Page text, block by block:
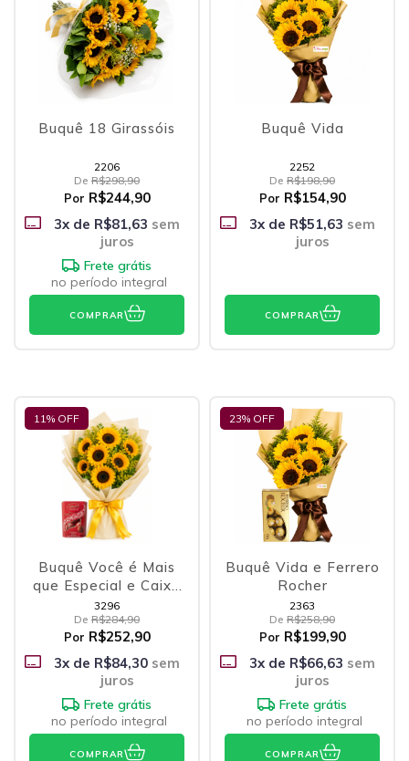
Buquê 18 Girassóis
2206
De R$298,90
Por R$244,90
3x de R$81,63 sem
juros
Frete grátis
no período integral
COMPRAR
Buquê Vida
2252
De R$198,90
Por R$154,90
3x de R$51,63 sem
juros
COMPRAR
11% OFF
Buquê Você é Mais
que Especial e Caixa
Lindt Lindor
3296
De R$284,90
Por R$252,90
3x de R$84,30 sem
juros
Frete grátis
no período integral
COMPRAR
23% OFF
Buquê Vida e Ferrero
Rocher
2363
De R$258,90
Por R$199,90
3x de R$66,63 sem
juros
Frete grátis
no período integral
COMPRAR